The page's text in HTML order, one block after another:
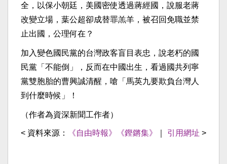
全，以保小朝廷，美國密使透過蔣經國，說服老蔣
改變立場，葉公超卻成替罪羔羊，被召回免職並禁
止出國，公理何在？
加入變色國民黨的台灣政客盲目表忠，說老朽的國
民黨「不能倒」，反而在中國出生，看過國共列寧
黨雙胞胎的曹興誠清醒，嗆「馬英九要欺負台灣人
到什麼時候」！
（作者為資深新聞工作者）
< 資料來源： 《自由時報》《鏗鏘集》 引用網址 >